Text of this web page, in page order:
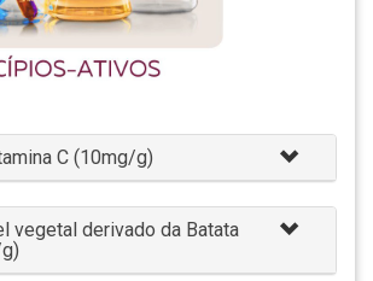
C (10mg/g)
vegetal derivado da Batata